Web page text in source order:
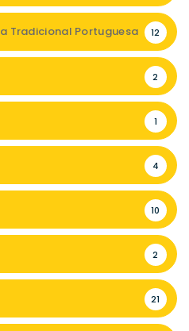
Tradicional Portuguesa 12
2
1
4
10
2
21